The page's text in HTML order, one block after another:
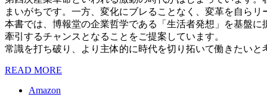
まいがちです。一方、変化にブレることなく、変革を自ら
本書では、博報堂の企業哲学である「生活者発想」を基盤
牽引するチャンスとなることをご提案しています。
常識を打ち破り、より主体的に時代を切り拓いて働きたい
READ MORE
Amazon